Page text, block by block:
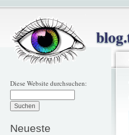
Diese Website durchsuchen:
Neueste